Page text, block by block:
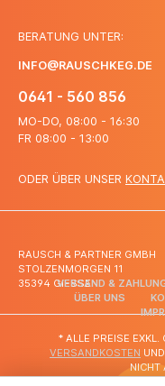
BERATUNG UNTER:
INFO@RAUSCHKEG.DE
0641 - 560 856
MO-DO, 08:00 - 16:30
FR 08:00 - 13:00
ODER ÜBER UNSER
RAUSCH & PARTNER GMBH
STOLZENMORGEN 11
35394 GIESSEN
VERSAND &
ÜBER UNS
* ALLE PREISE EXKL.
VERSANDKOSTEN
NICHT